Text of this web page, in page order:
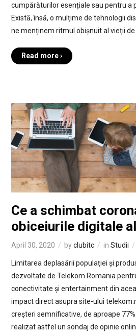
cumpărăturilor esențiale sau pentru a
Există, însă, o mulțime de tehnologii
ne menținem ritmul obișnuit al vieții de
Read more ›
Ce a schimbat
obiceiurile digitale
April 30, 2020 byclubitc in Studii
Limitarea deplasării populației și
dezvoltate de Telekom Romania
conectivitate și entertainment din
impact direct asupra site-ului
creșteri semnificative, de aproape
realizat astfel un sondaj de opinie